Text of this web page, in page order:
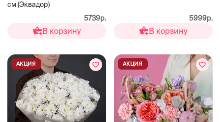
см (Эквадор)
5739р.
В корзину
5999р.
В корзину
АКЦИЯ АКЦИЯ